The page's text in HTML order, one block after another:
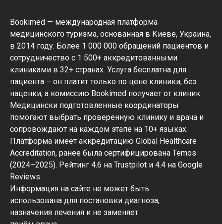
Bookimed — международная платформа
медицинского туризма, основанная в Киеве, Украина,
в 2014 году. Более 1 000 000 обращений пациентов и
сотрудничество с 1 500+ аккредитованными
клиниками в 32+ странах. Услуга бесплатна для
пациента – он платит только по цене клиники, без
наценки, а комиссию Bookimed получает от клиник.
Медицински подготовленные координаторы
помогают выбрать проверенную клинику и врача и
сопровождают на каждом этапе на 10+ языках.
Платформа имеет аккредитацию Global Healthcare
Accreditation, ранее была сертифицирована Temos
(2024–2025). Рейтинг 4.6 на Trustpilot и 4.4 на Google
Reviews.
Информация на сайте не может быть
использована для постановки диагноза,
назначения лечения и не заменяет